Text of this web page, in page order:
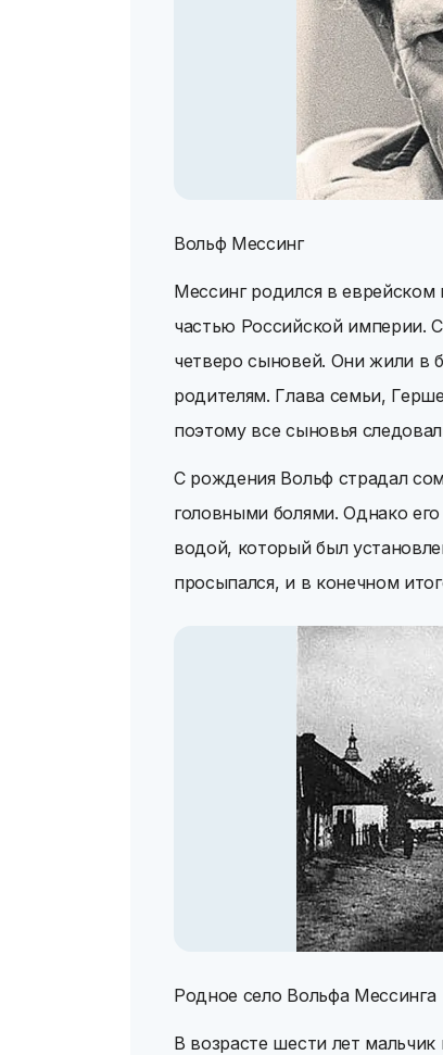
Вольф Мессинг
Мессинг родился в
частью Российской империи.
четверо сыновей. Они жили в
родителям. Глава семьи,
поэтому все сыновья
С рождения Вольф страдал
головными болями. Однако
водой, который был
просыпался, и в конечном
Родное село Вольфа Мессинга
В возрасте шести лет